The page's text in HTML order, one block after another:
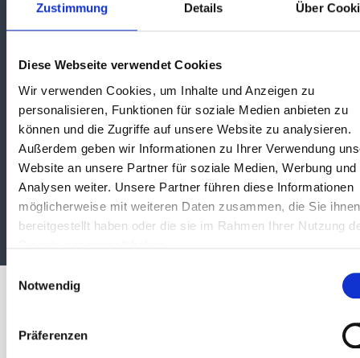
Zustimmung Details Über
Diese Webseite verwendet Cookies
Wir verwenden Cookies, um Inhalte und Anzeigen zu
personalisieren, Funktionen für soziale Medien anbieten zu
können und die Zugriffe auf unsere Website zu analysieren.
Außerdem geben wir Informationen zu Ihrer Verwendung
Website an unsere Partner für soziale Medien, Werbung und
Analysen weiter. Unsere Partner führen diese Informationen
möglicherweise mit weiteren Daten zusammen, die Sie ihnen
bereitgestellt haben oder die sie im Rahmen Ihrer Nutzung
Einwilligungsauswahl
Notwendig
Präferenzen
Wir denken mit Ihnen
Wir setzen uns intensiv mit Ihren Zahlen
auseinander, finden Potenziale zur Verbesserung
und begleiten Sie aktiv bei der Umsetzung Ihrer
wirtschaftlichen Ziele.
Unsere Leistungen